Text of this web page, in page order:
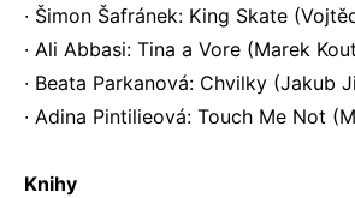
∙ Šimon Šafránek: King Skate
∙ Ali Abbasi: Tina a Vore (Marek
∙ Beata Parkanová: Chvilky (Jakub
∙ Adina Pintilieová: Touch Me Not
Knihy